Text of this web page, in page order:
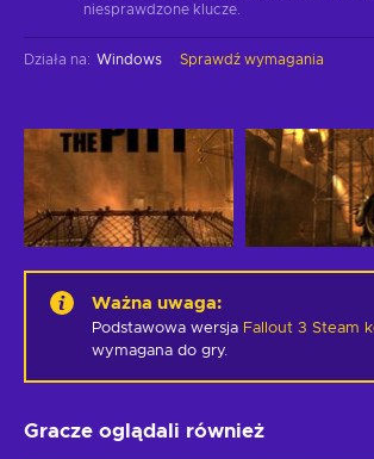
niesprawdzone klucze.
Działa na: Windows Sprawdź wymagania
Ważna uwaga:
Podstawowa wersja Fallout 3 Steam
wymagana do gry.
Gracze oglądali również